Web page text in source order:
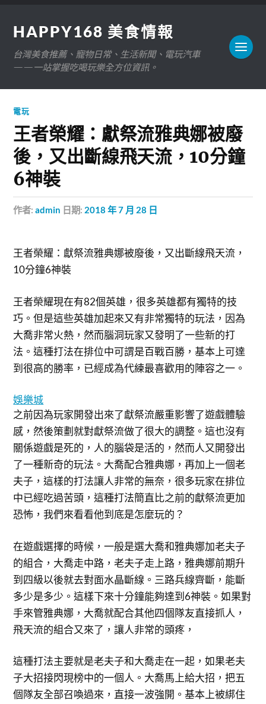
HAPPY168 美食情報
台灣美食推薦、寵物日常、生活新聞、電玩汽車
——一站掌握吃喝玩樂全方位資訊。
電玩
王者榮耀：獻祭流雅典娜被廢
後，又出斷線飛天流，10分鐘
6神裝
作者:admin 日期: 2018 年 7 月 28 日
王者榮耀：獻祭流雅典娜被廢後，又出斷線飛天流，
10分鐘6神裝
王者榮耀現在有82個英雄，很多英雄都有獨特的技
巧。但是這些英雄加起來又有非常獨特的玩法，因為
大喬非常火熱，然而腦洞玩家又發明了一些新的打
法。這種打法在排位中可謂是百戰百勝，基本上可達
到很高的勝率，已經成為代練最喜歡用的陣容之一。
娛樂城
之前因為玩家開發出來了獻祭流嚴重影響了遊戲體驗
感，然後策劃就對獻祭流做了很大的調整。這也沒有
關係遊戲是死的，人的腦袋是活的，然而人又開發出
了一種新奇的玩法。大喬配合雅典娜，再加上一個老
夫子，這樣的打法讓人非常的無奈，很多玩家在排位
中已經吃過苦頭，這種打法簡直比之前的獻祭流更加
恐怖，我們來看看他到底是怎麼玩的？
在遊戲選擇的時候，一般是選大喬和雅典娜加老夫子
的組合，大喬走中路，老夫子走上路，雅典娜前期升
到四級以後就去對面水晶斷線。三路兵線齊斷，能斷
多少是多少。這樣下來十分鐘能夠達到6神裝。如果對
手來管雅典娜，大喬就配合其他四個隊友直接抓人，
飛天流的組合又來了，讓人非常的頭疼，
這種打法主要就是老夫子和大喬走在一起，如果老夫
子大招接閃現榜中的一個人。大喬馬上給大招，把五
個隊友全部召喚過來，直接一波強開。基本上被綁住